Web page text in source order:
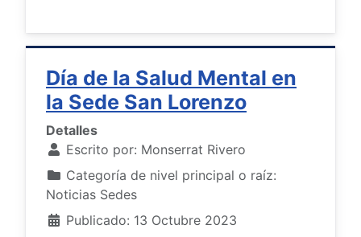
Día de la Salud Mental en
la Sede San Lorenzo
Detalles
Escrito por: Monserrat Rivero
Categoría de nivel principal o raíz:
Noticias Sedes
Publicado: 13 Octubre 2023